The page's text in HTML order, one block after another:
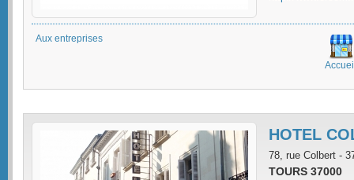
Aux entreprises
HOTEL
78, rue Colbert -
TOURS 37000